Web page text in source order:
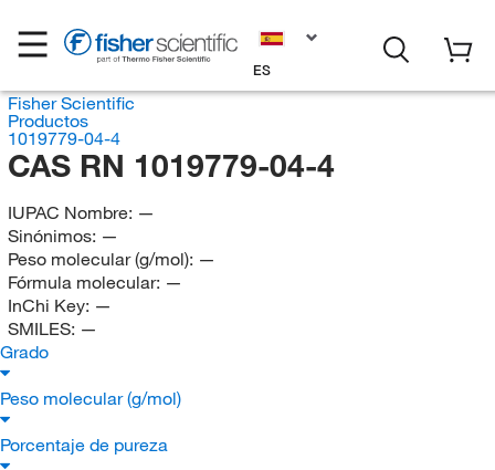
ES
Fisher Scientific
Productos
1019779-04-4
CAS RN 1019779-04-4
IUPAC Nombre: —
Sinónimos: —
Peso molecular (g/mol): —
Fórmula molecular: —
InChi Key: —
SMILES: —
Grado
Peso molecular (g/mol)
Porcentaje de pureza